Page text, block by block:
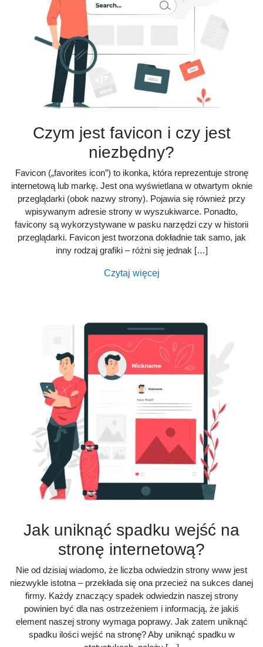
Czym jest favicon i czy jest
niezbędny?
Favicon („favorites icon”) to ikonka, która reprezentuje stronę
internetową lub markę. Jest ona wyświetlana w otwartym oknie
przeglądarki (obok nazwy strony). Pojawia się również przy
wpisywanym adresie strony w wyszukiwarce. Ponadto,
favicony są wykorzystywane w pasku narzędzi czy w historii
przeglądarki. Favicon jest tworzona dokładnie tak samo, jak
inny rodzaj grafiki – różni się jednak […]
Czytaj więcej
Jak uniknąć spadku wejść na
stronę internetową?
Nie od dzisiaj wiadomo, że liczba odwiedzin strony www jest
niezwykle istotna – przekłada się ona przecież na sukces danej
firmy. Każdy znaczący spadek odwiedzin naszej strony
powinien być dla nas ostrzeżeniem i informacją, że jakiś
element naszej strony wymaga poprawy. Jak zatem uniknąć
spadku ilości wejść na stronę? Aby uniknąć spadku w